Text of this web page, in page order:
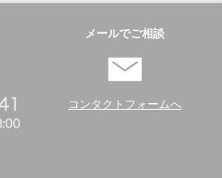
メールでご相談
コンタクトフォームへ